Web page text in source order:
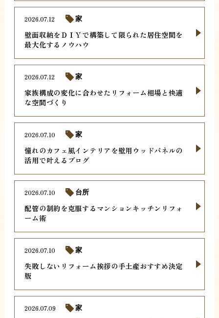
壁面収納をＤＩＹで構築して限られた居住空間を
最大化するノウハウ
2026.07.12 家
家族構成の変化に合わせたリフォーム相場と快適
な空間づくり
2026.07.12 家
憧れのカフェ風インテリアを壁用ウッドパネルの
活用で叶えるブログ
2026.07.10 家
配管の制約を克服するマンションキッチンリフォ
ーム術
2026.07.10 台所
失敗しないリフォーム挨拶の手土産おすすめ決定
版
2026.07.10 家
2026.07.09 家